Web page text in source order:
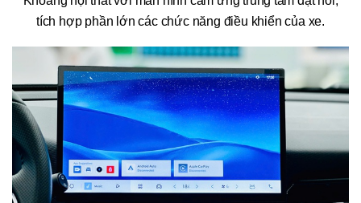
tích hợp phần lớn các chức năng điều khiển của xe.